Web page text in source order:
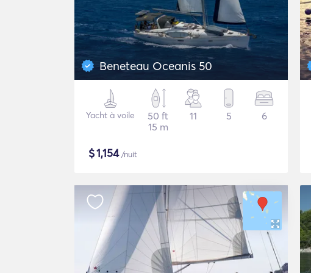
Beneteau Oceanis 50
Yacht à voile
50 ft
15 m
11 5 6
$1,154/nuit